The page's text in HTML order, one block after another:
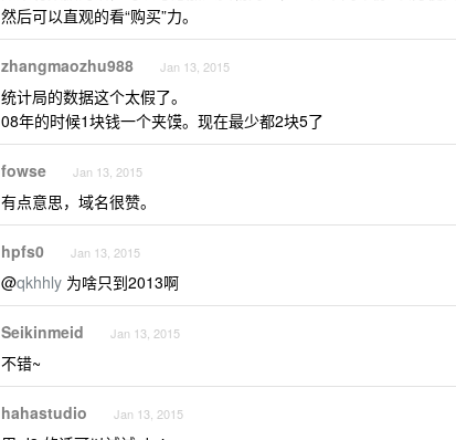
然后可以直观的看“购买”力。
zhangmaozhu988 Jan 13, 2015
统计局的数据这个太假了。
08年的时候1块钱一个夹馍。现在最少都2块5了
fowse Jan 13, 2015
有点意思，域名很赞。
hpfs0 Jan 13, 2015
@qkhhly 为啥只到2013啊
Seikinmeid Jan 13, 2015
不错~
hahastudio Jan 13, 2015